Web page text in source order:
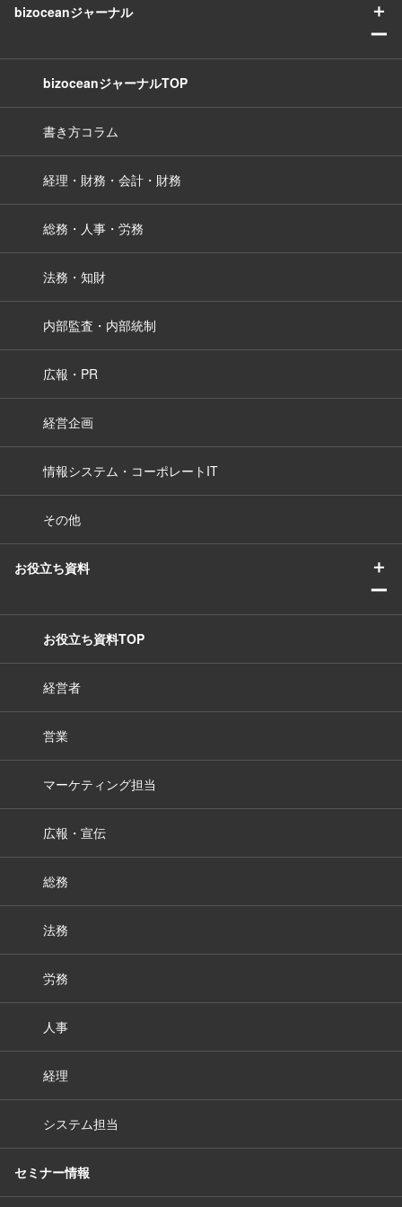
bizoceanジャーナル
＋
ー
bizoceanジャーナルTOP
書き方コラム
経理・財務・会計・財務
総務・人事・労務
法務・知財
内部監査・内部統制
広報・PR
経営企画
情報システム・コーポレートIT
その他
お役立ち資料
＋
ー
お役立ち資料TOP
経営者
営業
マーケティング担当
広報・宣伝
総務
法務
労務
人事
経理
システム担当
セミナー情報